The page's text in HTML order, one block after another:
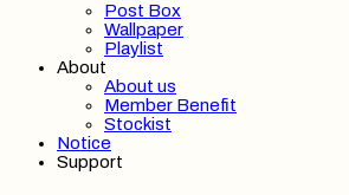
Post Box
Wallpaper
Playlist
About
About us
Member Benefit
Stockist
Notice
Support